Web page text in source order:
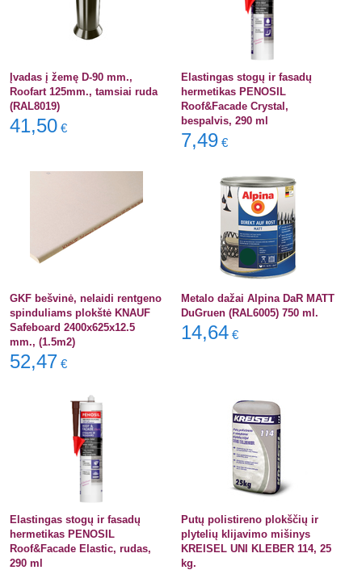
Įvadas į žemę D-90 mm.,
Roofart 125mm., tamsiai ruda
(RAL8019)
41,50 €
Elastingas stogų ir fasadų
hermetikas PENOSIL
Roof&Facade Crystal,
bespalvis, 290 ml
7,49 €
GKF bešvinė, nelaidi rentgeno
spinduliams plokštė KNAUF
Safeboard 2400x625x12.5
mm., (1.5m2)
52,47 €
Metalo dažai Alpina DaR MATT
DuGruen (RAL6005) 750 ml.
14,64 €
Elastingas stogų ir fasadų
hermetikas PENOSIL
Roof&Facade Elastic, rudas,
290 ml
Putų polistireno plokščių ir
plytelių klijavimo mišinys
KREISEL UNI KLEBER 114, 25
kg.